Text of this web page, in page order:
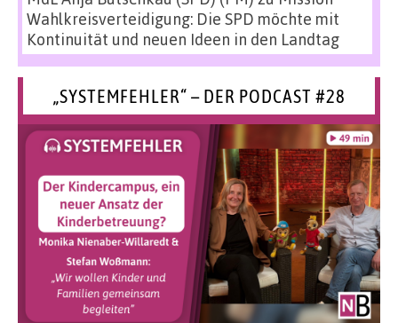
Wahlkreisverteidigung: Die SPD möchte mit
Kontinuität und neuen Ideen in den Landtag
„SYSTEMFEHLER“ – DER PODCAST #28